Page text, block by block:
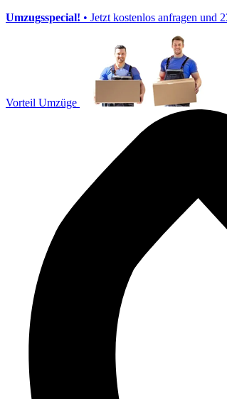
Umzugsspecial! • Jetzt kostenlos anfragen
Vorteil Umzüge